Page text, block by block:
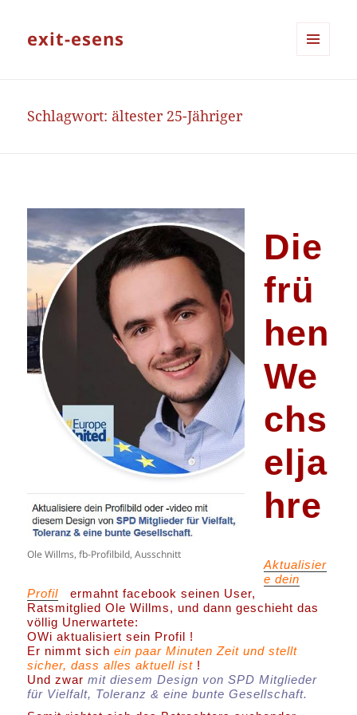
exit-esens
Schlagwort: ältester 25-Jähriger
Ole Willms, fb-Profilbild, Ausschnitt
Die
frü
hen
We
chs
elja
hre
Aktualisier
e dein
Profil
ermahnt facebook seinen User,
Ratsmitglied Ole Willms, und dann geschieht das
völlig Unerwartete:
OWi aktualisiert sein Profil !
Er nimmt sichein paar Minuten Zeit und stellt
sicher, dass alles aktuell ist !
Und zwar mit diesem Design von SPD Mitglieder
für Vielfalt, Toleranz & eine bunte Gesellschaft.